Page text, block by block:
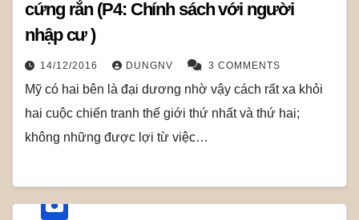
cứng rắn (P4: Chính sách với người
nhập cư )
14/12/2016 DUNGNV 3 COMMENTS
Mỹ có hai bên là đại dương nhờ vậy cách rất xa khỏi
hai cuộc chiến tranh thế giới thứ nhất và thứ hai;
không những được lợi từ việc…